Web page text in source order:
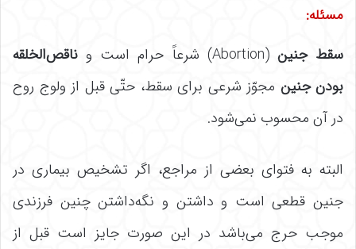
مسئله:
سقط جنین (Abortion) شرعاً حرام است و
ناقص‌الخلقه
بودن جنین مجوّز شرعی برای سقط، حتّی قبل از ولوج روح
در آن محسوب نمی‌شود.
البته به فتوای بعضی از مراجع، اگر تشخیص بیماری در
جنین قطعی است و داشتن و نگه‌داشتن چنین فرزندی
موجب حرج می‌باشد در این صورت جایز است قبل از